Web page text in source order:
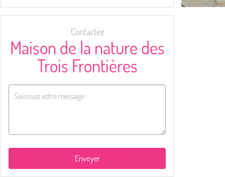
Contactez
Maison de la nature des
Trois Frontières
Envoyer